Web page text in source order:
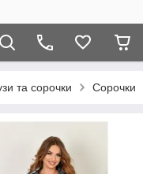
та сорочки Сорочки